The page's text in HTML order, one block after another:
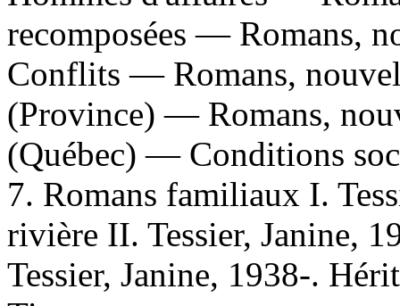
recomposées — Romans,
Conflits — Romans,
(Province) — Romans,
(Québec) — Conditions
7. Romans familiaux I.
rivière II. Tessier, Janine,
Tessier, Janine, 1938-.